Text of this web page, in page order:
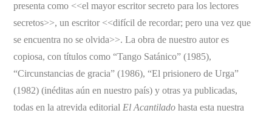
presenta como <<el mayor escritor secreto para los lectores
secretos>>, un escritor <<difícil de recordar; pero una vez que
se encuentra no se olvida>>. La obra de nuestro autor es
copiosa, con títulos como “Tango Satánico” (1985),
“Circunstancias de gracia” (1986), “El prisionero de Urga”
(1982) (inéditas aún en nuestro país) y otras ya publicadas,
todas en la atrevida editorial El Acantilado hasta esta nuestra